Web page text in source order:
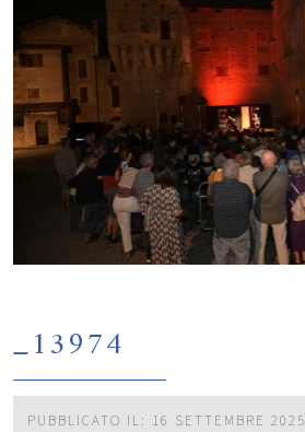
_13974
PUBBLICATO IL: 16 SETTEMBRE 2025